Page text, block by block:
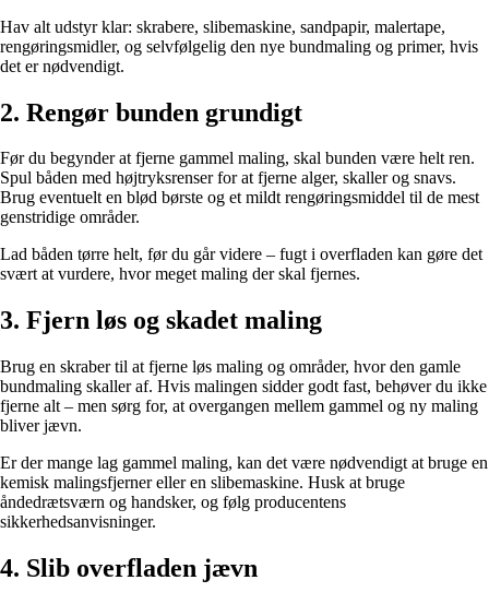
Hav alt udstyr klar: skrabere, slibemaskine, sandpapir, malertape,
rengøringsmidler, og selvfølgelig den nye bundmaling og primer, hvis
det er nødvendigt.
2. Rengør bunden grundigt
Før du begynder at fjerne gammel maling, skal bunden være helt ren.
Spul båden med højtryksrenser for at fjerne alger, skaller og snavs.
Brug eventuelt en blød børste og et mildt rengøringsmiddel til de mest
genstridige områder.
Lad båden tørre helt, før du går videre – fugt i overfladen kan gøre det
svært at vurdere, hvor meget maling der skal fjernes.
3. Fjern løs og skadet maling
Brug en skraber til at fjerne løs maling og områder, hvor den gamle
bundmaling skaller af. Hvis malingen sidder godt fast, behøver du ikke
fjerne alt – men sørg for, at overgangen mellem gammel og ny maling
bliver jævn.
Er der mange lag gammel maling, kan det være nødvendigt at bruge en
kemisk malingsfjerner eller en slibemaskine. Husk at bruge
åndedrætsværn og handsker, og følg producentens
sikkerhedsanvisninger.
4. Slib overfladen jævn